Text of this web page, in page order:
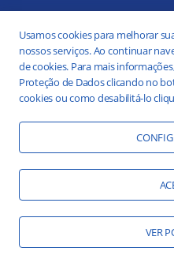
Trabalhe na
Estágio
Portal
Práticas
Usamos cookies para melhorar
nossos serviços. Ao continuar
de cookies. Para mais
Proteção de Dados clicando no
cookies ou como desabilitá-lo
VER